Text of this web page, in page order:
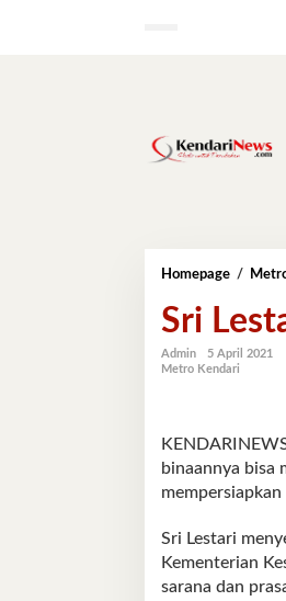
Homepage /
Sri
Admin
5 April 2021
Metro Kendari
binaannya bisa
Sri Lestari
Kementerian
sarana dan